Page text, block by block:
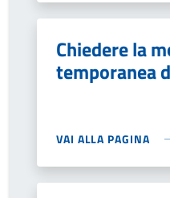
Chiedere la
temporanea
VAI ALLA PAGINA